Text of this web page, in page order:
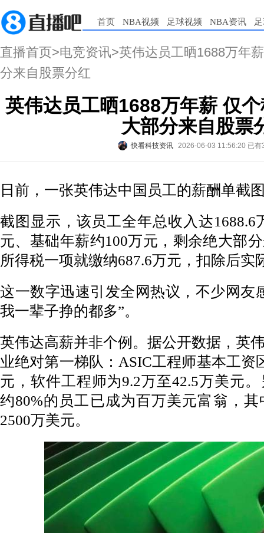
首页 NBA视频 足球视频 NBA资讯
直播首页>电竞资讯>英伟达员工晒1688万年
分来自股票分红
英伟达员工晒1688万年薪 仅
大部分来自股票
快看科技资讯 2026-06-03 11:56:20 已有
日前，一张英伟达中国员工的薪酬单截
截图显示，该员工全年总收入达1688.6
元、基础年薪约100万元，剩余绝大部
所得税一项就缴纳687.6万元，扣除后实
这一数字迅速引发全网热议，不少网友
我一辈子挣的都多”。
英伟达高薪并非个例。据公开数据，英
业绝对第一梯队：ASIC工程师基本工资
元，软件工程师为9.2万至42.5万美元
约80%的员工已成为百万美元富翁，
2500万美元。